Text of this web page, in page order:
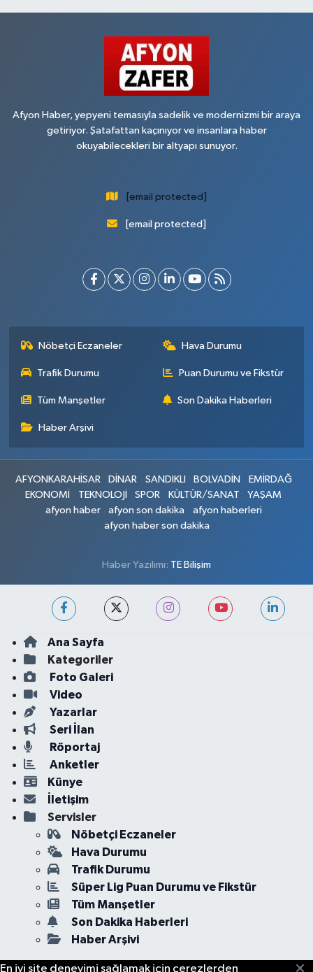
Afyon Haber, yepyeni temasıyla sadelik ve modernizmi bir araya
getiriyor. Şatafattan kaçınıyor ve insanlara haber
okuyabilecekleri bir altyapı sunuyor.
[email protected]
[email protected]
Nöbetçi Eczaneler Hava Durumu
Trafik Durumu Puan Durumu ve Fikstür
Tüm Manşetler Son Dakika Haberleri
Haber Arşivi
AFYONKARAHİSAR DİNAR SANDIKLI BOLVADİN
EMİRDAĞ
EKONOMİ
TEKNOLOJİ SPOR KÜLTÜR/SANAT
YAŞAM
afyon haber
afyon son dakika
afyon haberleri
afyon haber son dakika
Haber Yazılımı: TE Bilişim
Ana Sayfa
Kategoriler
Foto Galeri
Video
Yazarlar
Seri İlan
Röportaj
Anketler
Künye
İletişim
Servisler
Nöbetçi Eczaneler
Hava Durumu
Trafik Durumu
Süper Lig Puan Durumu ve Fikstür
Tüm Manşetler
Son Dakika Haberleri
Haber Arşivi
En iyi site deneyimi sağlamak için çerezlerden